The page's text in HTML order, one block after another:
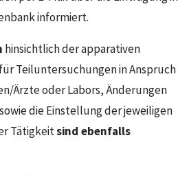
informiert.
hinsichtlich der apparativen
Teiluntersuchungen in Anspruch
Ärzte oder Labors, Änderungen
die Einstellung der jeweiligen
Tätigkeitsind ebenfalls